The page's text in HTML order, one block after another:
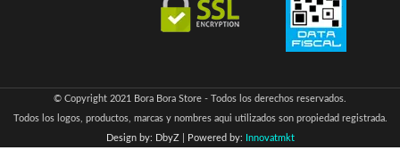
© Copyright 2021 Bora Bora Store - Todos los derechos reservados.
Todos los logos, productos, marcas y nombres aqui utilizados son propiedad registrada.
Design by: DbyZ| Powered by: Innovatmkt